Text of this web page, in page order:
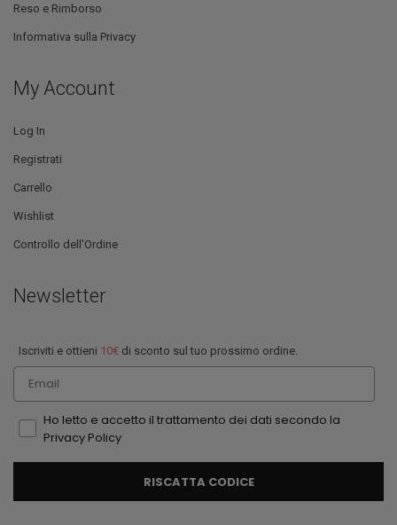
Reso e Rimborso
Informativa sulla Privacy
My Account
Log In
Registrati
Carrello
Wishlist
Controllo dell'Ordine
Newsletter
Iscriviti e ottieni 10€ di sconto sul tuo prossimo ordine.
Email
Ho letto e accetto il trattamento dei dati secondo la
Privacy Policy
RISCATTA CODICE